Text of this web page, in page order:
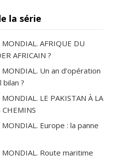
la série
MONDIAL. AFRIQUE DU
AFRICAIN ?
MONDIAL. Un an d’opération
bilan ?
MONDIAL. LE PAKISTAN À LA
CHEMINS
MONDIAL. Europe : la panne
MONDIAL. Route maritime